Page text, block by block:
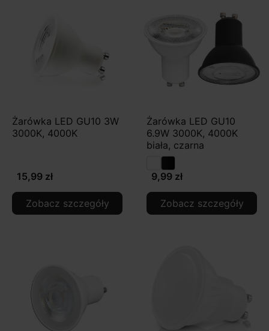
Żarówka LED GU10 3W
3000K, 4000K
15,99 zł
Zobacz szczegóły
Żarówka LED GU10
6.9W 3000K, 4000K
biała, czarna
9,99 zł
Zobacz szczegóły